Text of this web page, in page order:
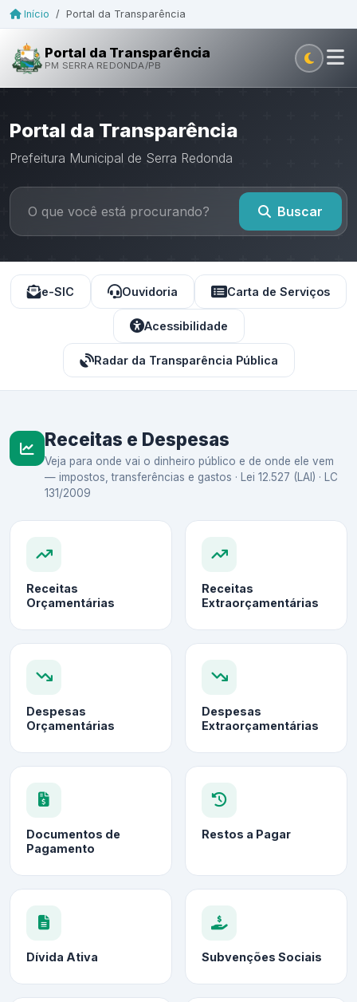
Início / Portal da Transparência
Portal da Transparência
PM SERRA REDONDA/PB
Portal da Transparência
Prefeitura Municipal de Serra Redonda
Buscar
e-SIC Ouvidoria Carta de Serviços
Acessibilidade
Radar da Transparência Pública
Receitas e Despesas
Veja para onde vai o dinheiro público e de onde ele vem
— impostos, transferências e gastos · Lei 12.527 (LAI) · LC
131/2009
Receitas
Orçamentárias
Receitas
Extraorçamentárias
Despesas
Orçamentárias
Despesas
Extraorçamentárias
Documentos de
Pagamento
Restos a Pagar
Dívida Ativa Subvenções Sociais